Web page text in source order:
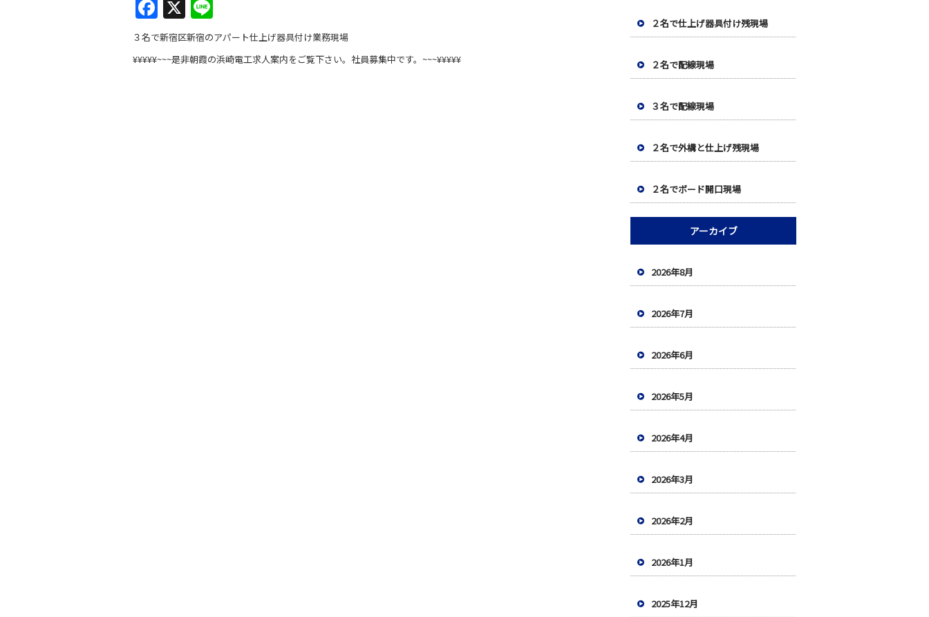
F
a
c
X
n
e
３名で新宿区新宿のアパート仕上げ器具付け業務現場
¥¥¥¥¥~~~是非朝霞の浜崎電工求人案内をご覧下さい。社員募集中です。~~~¥¥¥¥¥
２名で仕上げ器具付け残現場
２名で配線現場
３名で配線現場
２名で外構と仕上げ残現場
２名でボード開口現場
アーカイブ
2026年8月
2026年7月
2026年6月
2026年5月
2026年4月
2026年3月
2026年2月
2026年1月
2025年12月